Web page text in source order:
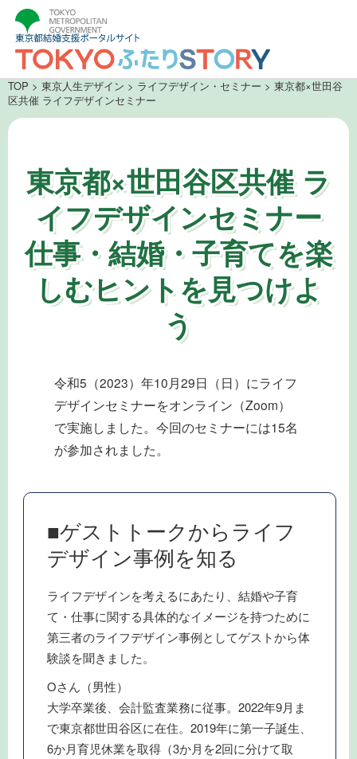
TOP > 東京人生デザイン > ライフデザイン・セミナー > 東京都×世田谷
区共催 ライフデザインセミナー
東京都×世田谷区共催 ラ
イフデザインセミナー
仕事・結婚・子育てを楽
しむヒントを見つけよ
う
令和5（2023）年10月29日（日）にライフ
デザインセミナーをオンライン（Zoom）
で実施しました。今回のセミナーには15名
が参加されました。
■ゲストトークからライフ
デザイン事例を知る
ライフデザインを考えるにあたり、結婚や子育
て・仕事に関する具体的なイメージを持つために
第三者のライフデザイン事例としてゲストから体
験談を聞きました。
Oさん（男性）
大学卒業後、会計監査業務に従事。2022年9月ま
で東京都世田谷区に在住。2019年に第一子誕生、
6か月育児休業を取得（3か月を2回に分けて取